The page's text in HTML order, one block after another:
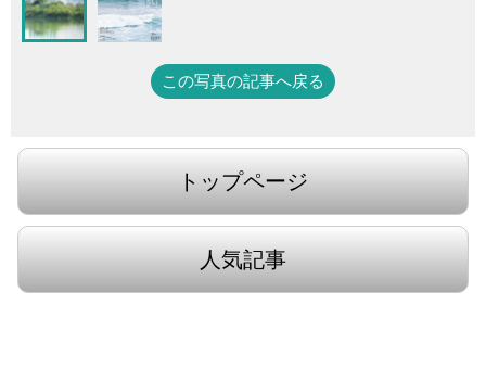
この写真の記事へ戻る
トップページ
人気記事